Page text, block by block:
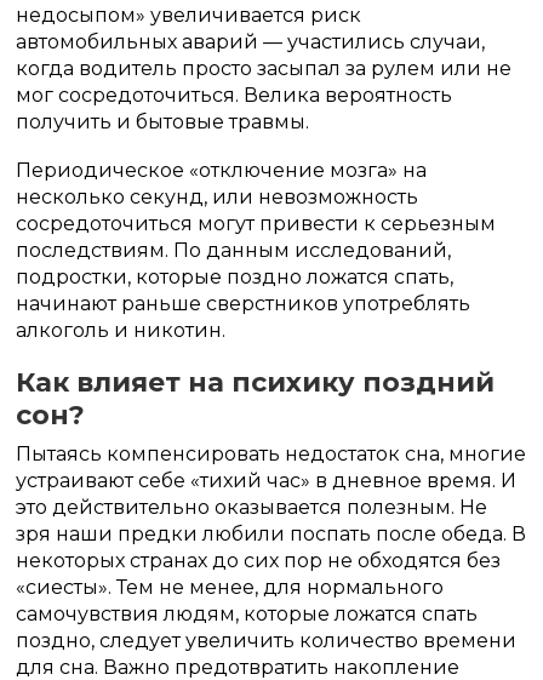
недосыпом» увеличивается риск
автомобильных аварий — участились случаи,
когда водитель просто засыпал за рулем или не
мог сосредоточиться. Велика вероятность
получить и бытовые травмы.
Периодическое «отключение мозга» на
несколько секунд, или невозможность
сосредоточиться могут привести к серьезным
последствиям. По данным исследований,
подростки, которые поздно ложатся спать,
начинают раньше сверстников употреблять
алкоголь и никотин.
Как влияет на психику поздний
сон?
Пытаясь компенсировать недостаток сна, многие
устраивают себе «тихий час» в дневное время. И
это действительно оказывается полезным. Не
зря наши предки любили поспать после обеда. В
некоторых странах до сих пор не обходятся без
«сиесты». Тем не менее, для нормального
самочувствия людям, которые ложатся спать
поздно, следует увеличить количество времени
для сна. Важно предотвратить накопление